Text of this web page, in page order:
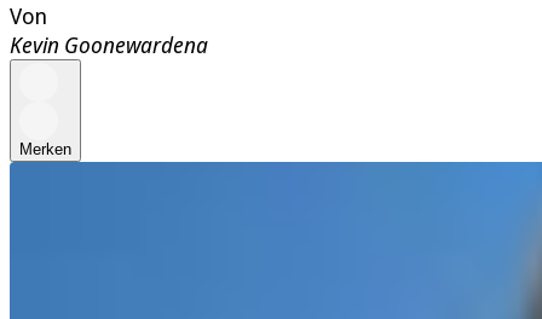
Von
Kevin Goonewardena
Merken